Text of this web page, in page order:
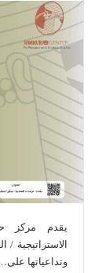
يقدم مركز
وتداعياتها